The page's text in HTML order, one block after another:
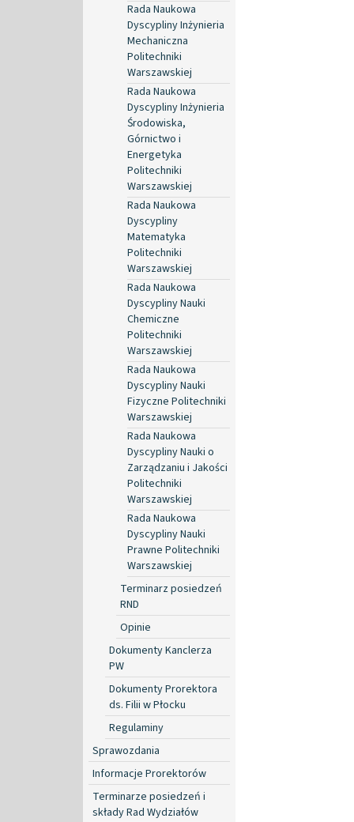
Rada Naukowa
Dyscypliny Inżynieria
Mechaniczna
Politechniki
Warszawskiej
Rada Naukowa
Dyscypliny Inżynieria
Środowiska,
Górnictwo i
Energetyka
Politechniki
Warszawskiej
Rada Naukowa
Dyscypliny
Matematyka
Politechniki
Warszawskiej
Rada Naukowa
Dyscypliny Nauki
Chemiczne
Politechniki
Warszawskiej
Rada Naukowa
Dyscypliny Nauki
Fizyczne Politechniki
Warszawskiej
Rada Naukowa
Dyscypliny Nauki o
Zarządzaniu i Jakości
Politechniki
Warszawskiej
Rada Naukowa
Dyscypliny Nauki
Prawne Politechniki
Warszawskiej
Terminarz posiedzeń
RND
Opinie
Dokumenty Kanclerza
PW
Dokumenty Prorektora
ds. Filii w Płocku
Regulaminy
Sprawozdania
Informacje Prorektorów
Terminarze posiedzeń i
składy Rad Wydziałów